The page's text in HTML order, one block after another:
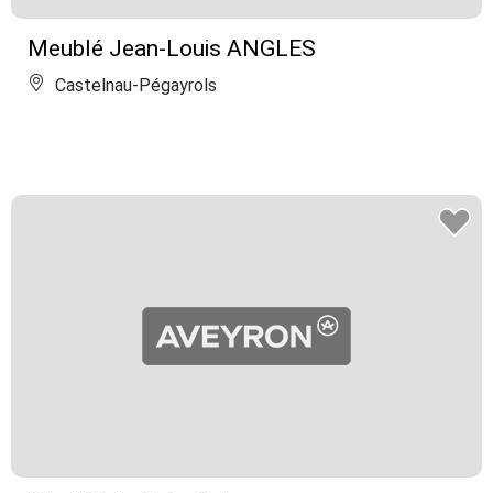
Meublé Jean-Louis ANGLES
Castelnau-Pégayrols